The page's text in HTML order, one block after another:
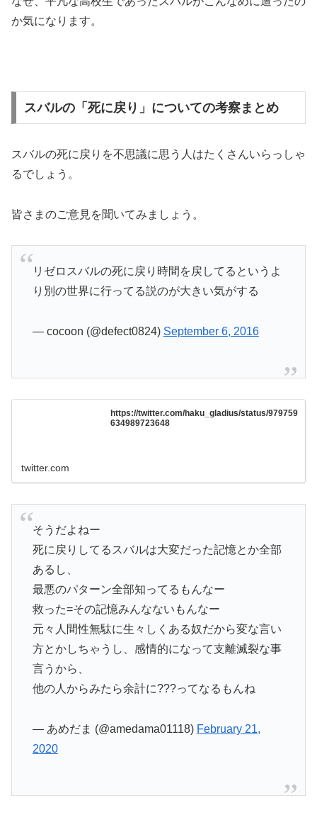
か気になります。
スバルの「死に戻り」についての考察まとめ
スバルの死に戻りを不思議に思う人はたくさんいらっしゃ
るでしょう。
皆さまのご意見を聞いてみましょう。
リゼロスバルの死に戻り時間を戻してるというよ
り別の世界に行ってる説のが大きい気がする
— cocoon (@defect0824) September 6, 2016
https://twitter.com/haku_gladius/status/979759
634989723648
twitter.com
そうだよねー
死に戻りしてるスバルは大変だった記憶とか全部
あるし、
最悪のパターン全部知ってるもんなー
救った=その記憶みんなないもんなー
元々人間性無駄に生々しくある奴だから変な言い
方とかしちゃうし、感情的になって支離滅裂な事
言うから、
他の人からみたら余計に???ってなるもんね
— あめだま (@amedama01118) February 21,
2020